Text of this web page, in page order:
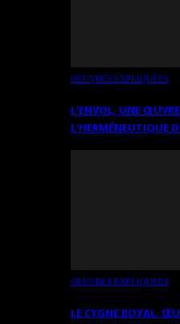
OEUVRES EXPLIQUÉES
L’ENVOL, UNE
L’HERMÉNEUTIQUE
OEUVRES EXPLIQUÉES
LE CYGNE ROYAL.